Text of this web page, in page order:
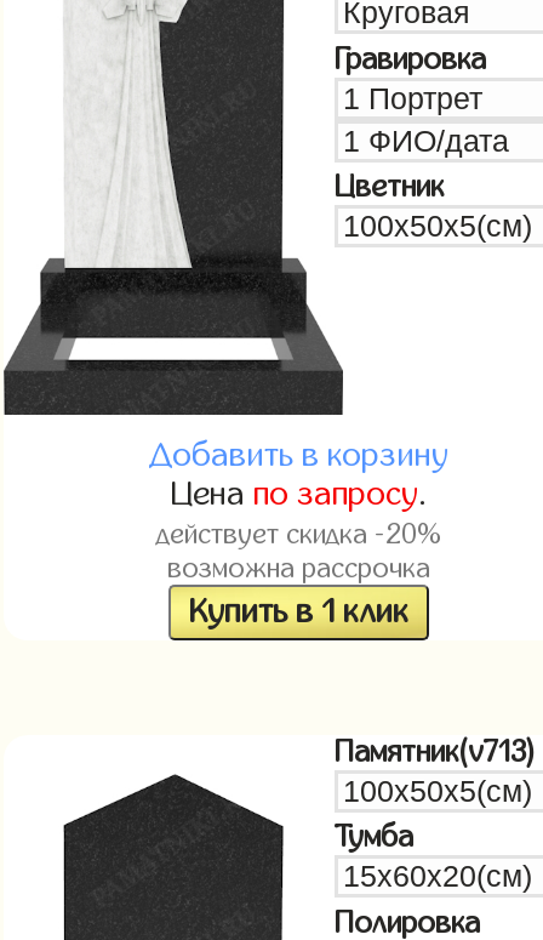
Гравировка
Цветник
Добавить в корзину
Цена по запросу.
действует скидка -20%
возможна рассрочка
Купить в 1 клик
Памятник(v713)
Тумба
Полировка